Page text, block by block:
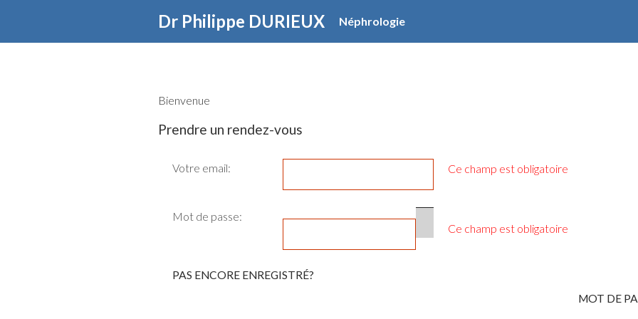
Dr Philippe DURIEUX Néphrologie
Bienvenue
Prendre un rendez-vous
Votre email: Ce champ est obligatoire
Mot de passe:
Ce champ est obligatoire
PAS ENCORE ENREGISTRÉ?
MOT DE PASSE OUBLIÉ